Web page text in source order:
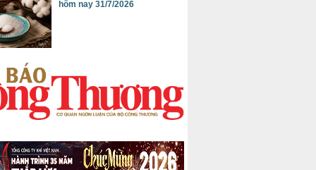
hôm nay 31/7/2026